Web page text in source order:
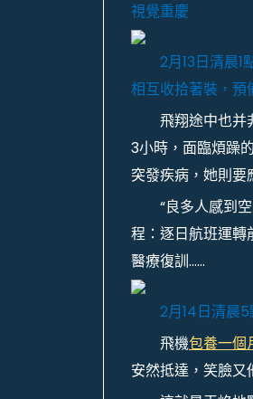
視覺重慶
2月13日清晨1
相互收拾著裝，
飛翔途中也并
3小時，面臨煩躁
突發疾病，她則要
“良多人感到
程：逐日航班運轉
醫療復訓……
2月14日清晨
飛機包養一個
安然抵達，笑臉又